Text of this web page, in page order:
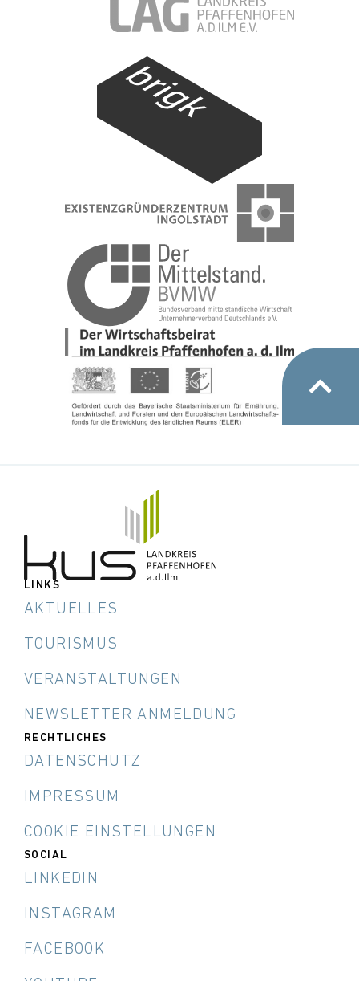
LINKS
AKTUELLES
TOURISMUS
VERANSTALTUNGEN
NEWSLETTER ANMELDUNG
RECHTLICHES
DATENSCHUTZ
IMPRESSUM
COOKIE EINSTELLUNGEN
SOCIAL
LINKEDIN
INSTAGRAM
FACEBOOK